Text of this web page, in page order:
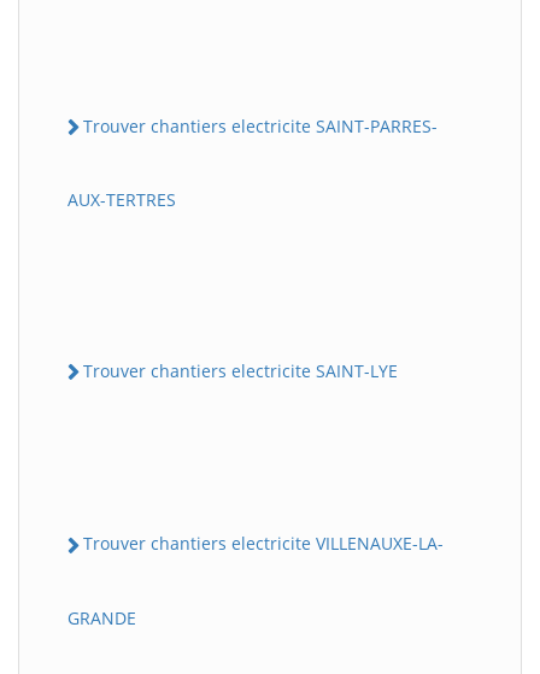
Trouver chantiers electricite SAINT-PARRES-
AUX-TERTRES
Trouver chantiers electricite SAINT-LYE
Trouver chantiers electricite VILLENAUXE-LA-
GRANDE